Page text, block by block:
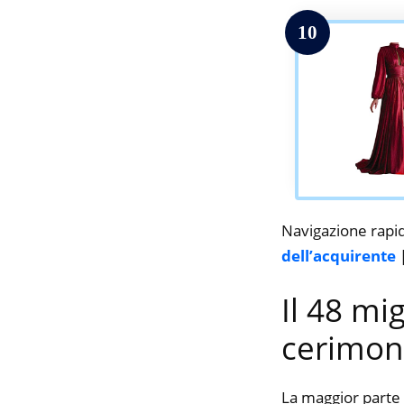
10
Navigazione
dell’acquirente
Il 48
La maggior